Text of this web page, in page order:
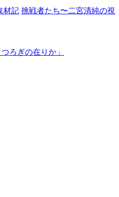
材記 挑戦者たち〜二宮清純の視
ろぎの在りか」